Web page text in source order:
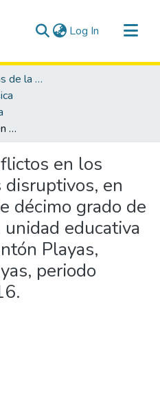
Log In (current)
Facultad de Ciencias de la Educación e Idiomas
Mediación de conflictos en los comportamientos disruptivos, en los estudiantes de décimo grado de educación básica, unidad educativa Rashid Torbay, cantón Playas, provincia del Guayas, periodo lectivo 2015-2016.
en los
en
décimo grado de
unidad educativa
Playas,
periodo